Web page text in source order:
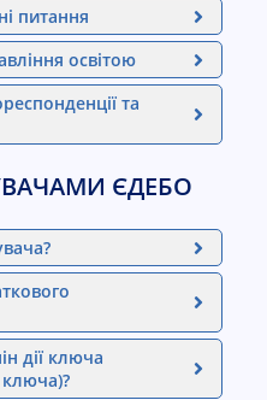
С
к
и
н
у
и
а
р
а
е
т
cached
питання
освітою
та
ЄДЕБО
дії ключа
ключа)?